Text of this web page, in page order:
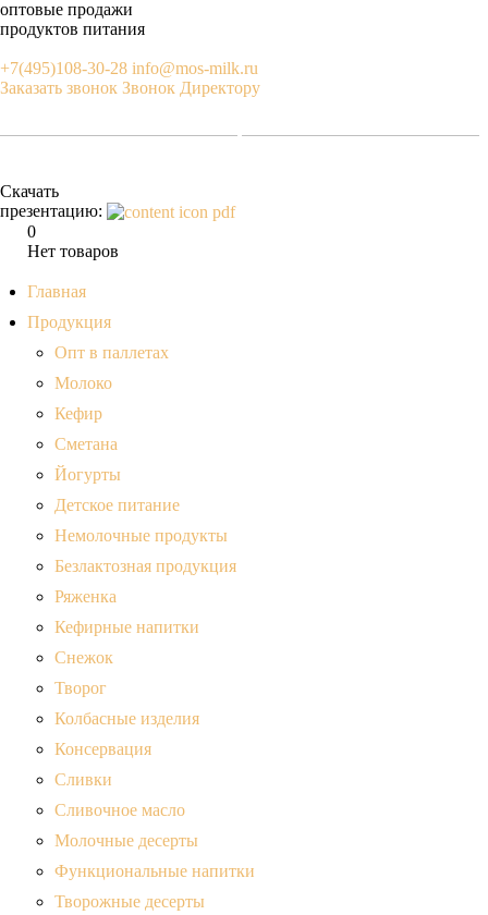
оптовые продажи
продуктов питания
+7(495)108-30-28 info@mos-milk.ru
Заказать звонок Звонок Директору
Скачать
презентацию:
0
Нет товаров
Главная
Продукция
Опт в паллетах
Молоко
Кефир
Сметана
Йогурты
Детское питание
Немолочные продукты
Безлактозная продукция
Ряженка
Кефирные напитки
Снежок
Творог
Колбасные изделия
Консервация
Сливки
Сливочное масло
Молочные десерты
Функциональные напитки
Творожные десерты